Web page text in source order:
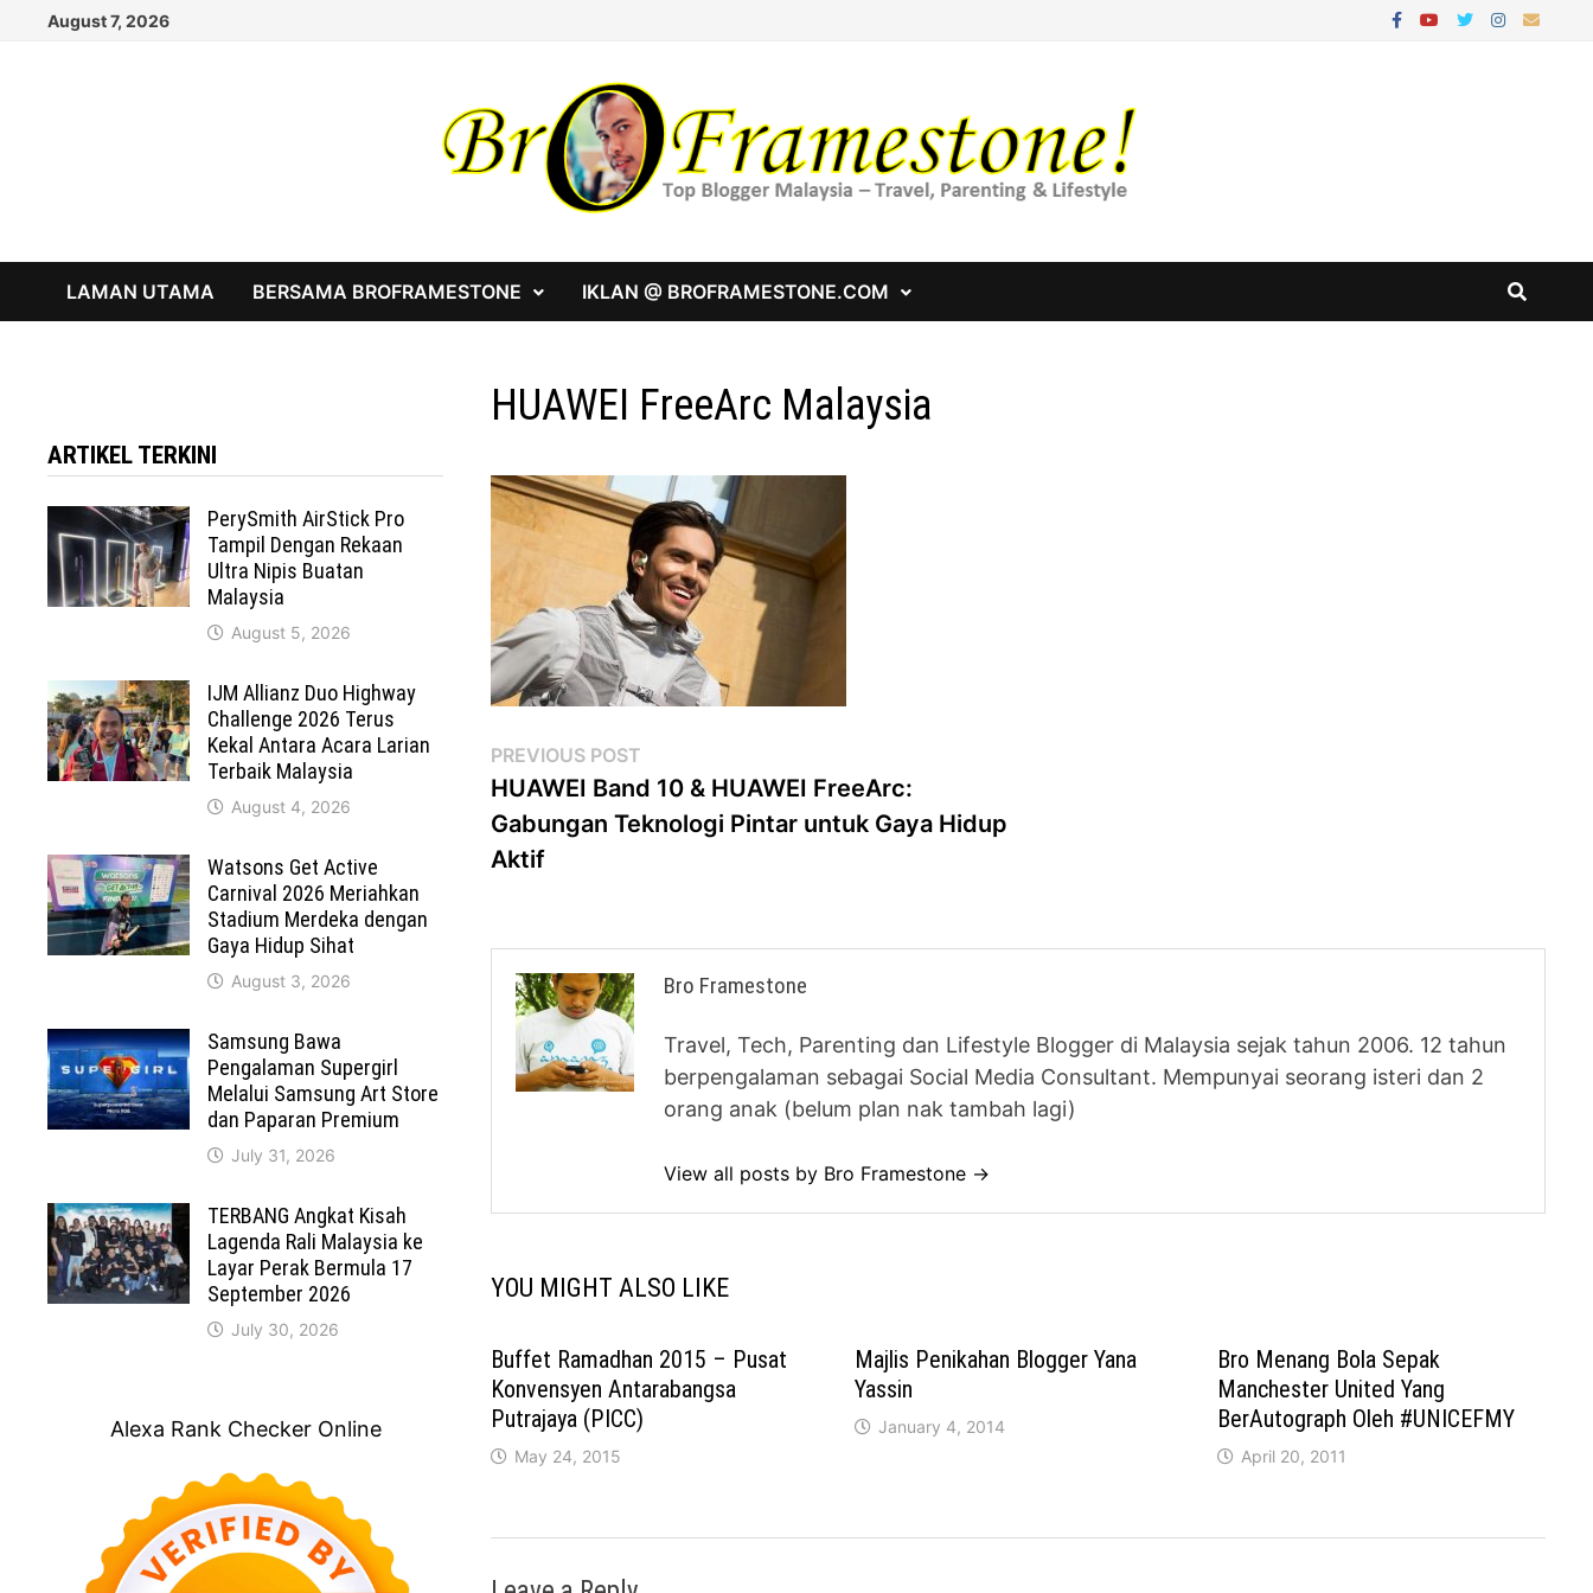
August 7, 2026
LAMAN UTAMA BERSAMA BROFRAMESTONE IKLAN @ BROFRAMESTONE.COM
HUAWEI FreeArc Malaysia
Post
navigation
PREVIOUS POST
post:
HUAWEI Band 10 & HUAWEI FreeArc:
Gabungan Teknologi Pintar untuk Gaya Hidup
Aktif
Bro Framestone
Travel, Tech, Parenting dan Lifestyle Blogger di Malaysia sejak tahun 2006. 12 tahun
berpengalaman sebagai Social Media Consultant. Mempunyai seorang isteri dan 2
orang anak (belum plan nak tambah lagi)
View all posts by Bro Framestone →
YOU MIGHT ALSO LIKE
Buffet Ramadhan 2015 – Pusat
Konvensyen Antarabangsa
Putrajaya (PICC)
May 24, 2015
Majlis Penikahan Blogger Yana
Yassin
January 4, 2014
Bro Menang Bola Sepak
Manchester United Yang
BerAutograph Oleh #UNICEFMY
April 20, 2011
ARTIKEL TERKINI
PerySmith AirStick Pro
Tampil Dengan Rekaan
Ultra Nipis Buatan
Malaysia
August 5, 2026
IJM Allianz Duo Highway
Challenge 2026 Terus
Kekal Antara Acara Larian
Terbaik Malaysia
August 4, 2026
Watsons Get Active
Carnival 2026 Meriahkan
Stadium Merdeka dengan
Gaya Hidup Sihat
August 3, 2026
Samsung Bawa
Pengalaman Supergirl
Melalui Samsung Art Store
dan Paparan Premium
July 31, 2026
TERBANG Angkat Kisah
Lagenda Rali Malaysia ke
Layar Perak Bermula 17
September 2026
July 30, 2026
Alexa Rank Checker Online